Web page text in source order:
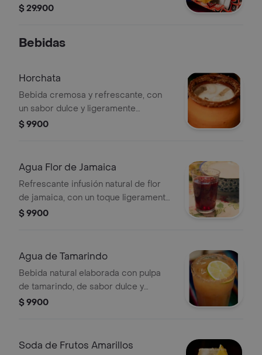
cebolla.
$ 29.900
Bebidas
Horchata
Bebida cremosa y refrescante, con
un sabor dulce y ligeramente
especiado por la canela. su textura es
que la hace perfecta para días
calurosos. su aroma es ligeramente
dulce y a canela, lo que la hace
irresistible.
$ 9900
Agua Flor de Jamaica
Refrescante infusión natural de flor
de jamaica, con un toque ligeramente
ácido y dulce, ideal para acompañar
$ 9900
Agua de Tamarindo
Bebida natural elaborada con pulpa
de tamarindo, de sabor dulce y
ligeramente ácido. refrescante y
$ 9900
Soda de Frutos Amarillos